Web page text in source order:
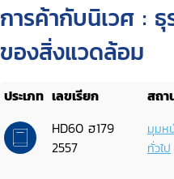
การค้ากับนิเวศ :
ของสิ่งแวดล้อม
ประเภท เลขเรียก สถา
HD60 ฮ179
2557
มุมห
ทั่วไป